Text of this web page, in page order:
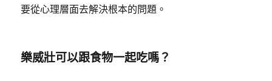
要從心理層面去解決根本的問題。
樂威壯可以跟食物一起吃嗎？